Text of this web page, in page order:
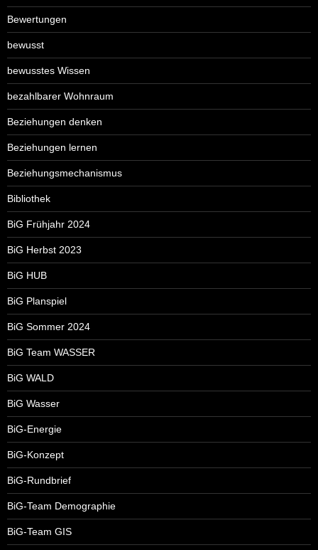
Bewertungen
bewusst
bewusstes Wissen
bezahlbarer Wohnraum
Beziehungen denken
Beziehungen lernen
Beziehungsmechanismus
Bibliothek
BiG Frühjahr 2024
BiG Herbst 2023
BiG HUB
BiG Planspiel
BiG Sommer 2024
BiG Team WASSER
BiG WALD
BiG Wasser
BiG-Energie
BiG-Konzept
BiG-Rundbrief
BiG-Team Demographie
BiG-Team GIS